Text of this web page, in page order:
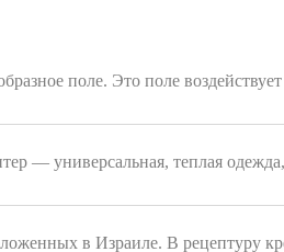
поле. Это поле
— универсальная, теплая
в Израиле. В